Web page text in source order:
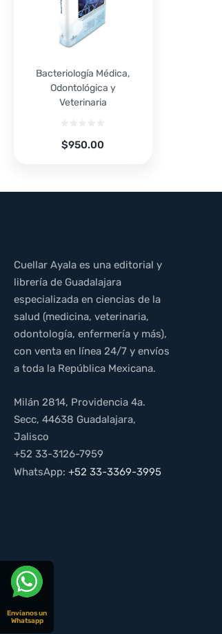
Bacteriología Médica,
Odontológica y
Veterinaria
$950.00
Cuellar Ayala es una editorial y
librería de Guadalajara
especializada en ciencias de la
salud (medicina, veterinaria,
odontología, enfermería y más),
con venta en línea 24/7 y envíos
a toda la República Mexicana.
Milán 2814, Providencia 4a.
Secc, 44638 Guadalajara,
Jalisco
+52 33-3126-7959
WhatsApp: +52 33-3369-3995
Envíanos un
Whatsapp